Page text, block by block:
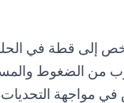
إلى قطة في
من الضغوط
مواجهة